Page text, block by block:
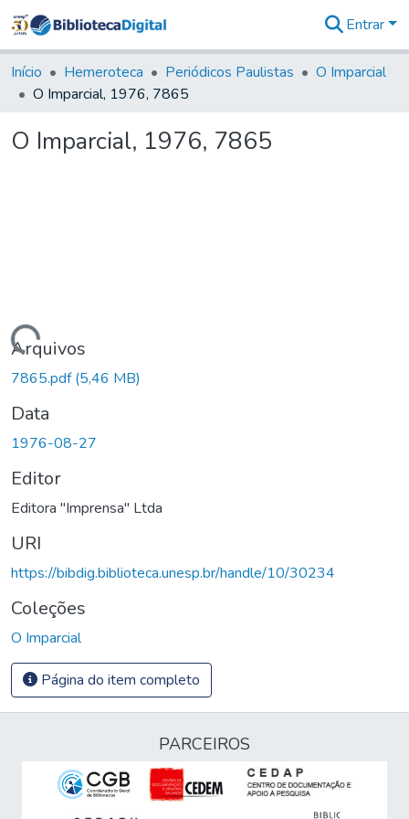
&
Coleções
Tudo na
Digital
Entrar
Início Hemeroteca Periódicos Paulistas
O Imparcial
O Imparcial, 1976, 7865
O Imparcial, 1976, 7865
Carregando...
Arquivos
7865.pdf(5,46 MB)
Data
1976-08-27
Editor
Editora "Imprensa" Ltda
URI
https://bibdig.biblioteca.unesp.br/handle/10/30234
Coleções
O Imparcial
Página do item completo
PARCEIROS